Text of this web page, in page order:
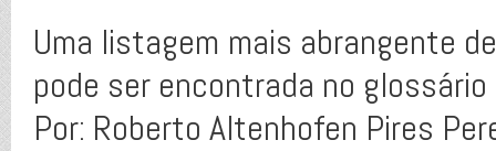
Uma listagem mais abrangente
pode ser encontrada no glossário
Por: Roberto Altenhofen Pires